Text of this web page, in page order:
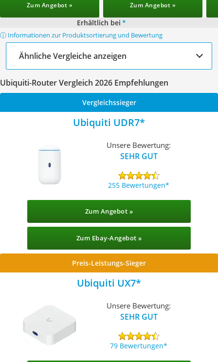
Zum Angebot » Zum Angebot »
Erhältlich bei *
ⓘ Informationen zur Produktsortierung und Bewertung
Ähnliche Vergleiche anzeigen
Ubiquiti-Router Vergleich 2026 Empfehlungen
Vergleichssieger
Ubiquiti UDR7
Unsere Bewertung:
SEHR GUT
255 Bewertungen
Zum Angebot »
Zum Ebay-Angebot »
Preis-Leistungs-Sieger
Ubiquiti UX7
Unsere Bewertung:
SEHR GUT
79 Bewertungen